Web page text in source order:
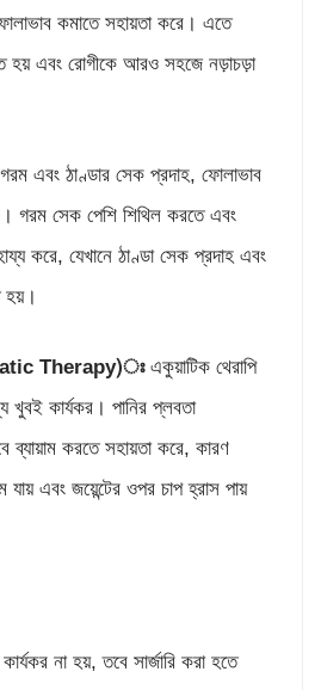
কমাতে সহায়তা করে। এতে
হয় এবং রোগীকে আরও সহজে নড়াচড়া
গরম এবং ঠাণ্ডার সেক প্রদাহ, ফোলাভাব
গরম সেক পেশি শিথিল করতে এবং
করে, যেখানে ঠাণ্ডা সেক প্রদাহ এবং
হয়।
Therapy)ঃ একুয়াটিক থেরাপি
খুবই কার্যকর। পানির প্লবতা
ব্যায়াম করতে সহায়তা করে, কারণ
এবং জয়েন্টের ওপর চাপ হ্রাস পায়
না হয়, তবে সার্জারি করা হতে